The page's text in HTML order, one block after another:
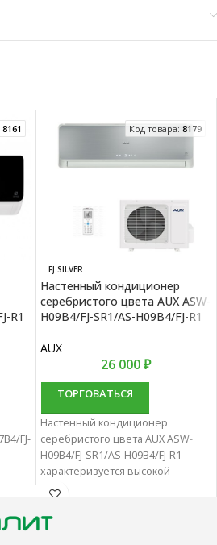
8161
R1
FJ-
Код товара: 8179
FJ SILVER
Настенный кондиционер
серебристого цвета AUX ASW-
H09B4/FJ-SR1/AS-H09B4/FJ-R1
AUX
26 000₽
ТОРГОВАТЬСЯ
Настенный кондиционер
серебристого цвета AUX ASW-
H09B4/FJ-SR1/AS-H09B4/FJ-R1
характеризуется высокой
надежностью и отличной
Настенные сплит-системы лучше